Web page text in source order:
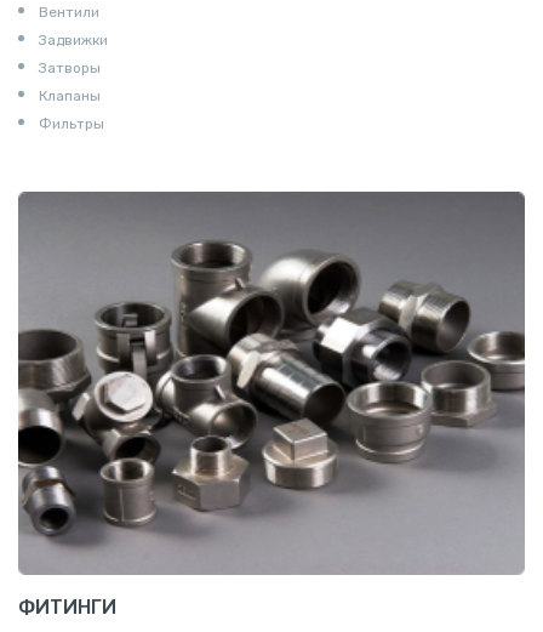
Вентили
Задвижки
Затворы
Клапаны
Фильтры
ФИТИНГИ